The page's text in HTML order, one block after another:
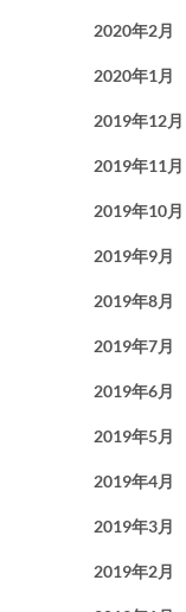
2020年2月
2020年1月
2019年12月
2019年11月
2019年10月
2019年9月
2019年8月
2019年7月
2019年6月
2019年5月
2019年4月
2019年3月
2019年2月